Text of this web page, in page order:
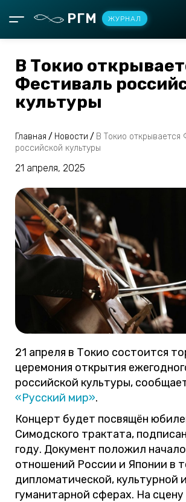
РГМ ЖУРНАЛ
В Токио
Фестиваль
культуры
Главная / Новости / В Токио открывается
российской культуры
21 апреля, 2025
21 апреля в Токио состоится
церемония открытия
российской культуры,
«Русский мир».
Концерт будет посвящён
Симодского трактата,
году. Документ положил
отношений России и Японии в
дипломатической, культурной и
гуманитарной сферах. На